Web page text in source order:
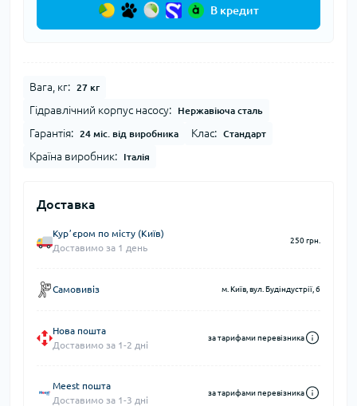
В кредит
Вага, кг: 27 кг
Гідравлічний корпус насосу: Нержавіюча сталь
Гарантія: 24 міс. від виробника Клас: Стандарт
Країна виробник: Італія
Доставка
Курʼєром по місту (Київ)
Доставимо за 1 день
250 грн.
Самовивіз м. Київ, вул. Будіндустрії, 6
Нова пошта
Доставимо за 1-2 дні
за тарифами перевізника
Meest пошта
Доставимо за 1-3 дні
за тарифами перевізника